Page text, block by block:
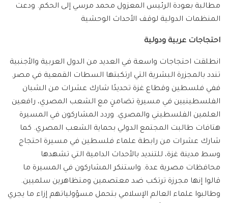
مطالبة بعودة الرئيس المعزول محمد مرسي إلى الحكم. ودعت
المنظمات الدولية لوقف الأحداث الوحشية
احتجاجات عربية ودولية
انطلقت احتجاجات واسعة في العديد من الدول العربية والأجنبية
تندد بالمجزرة البشرية التي ارتكبتها السطات القمعية في مصر.
ففي فلسطين وقطاع غزة تحديدًا شارك عشرات من الشبان
الفلسطينيين في مسيرةِ تضامنٍ مع الشعب المصري، رافعين
العلمين الفلسطيني والمصري. وردد المشاركون في المسيرة
هتافات طالبت المجتمع الدولي بحماية الشعب المصري. كما
شارك عشرات من رابطة علماء فلسطين في مسيرة احتجاج
وسط مدينة غزة، للتنديد بالأحداث الدامية التي تشهدها
محافظات مصرية عدة. واستنكر المشاركون في المسيرة ما
قالوا إنها مجرزة ترتكب ضد معتصمين ومتظاهرين سلميين.
وطالبوا علماء العالم الإسلامي بتحمل مسؤولياتهم إزاء ما يجري